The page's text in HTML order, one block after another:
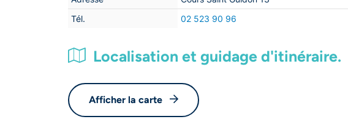
Tél.
02 523 90 96
Localisation et guidage d'itinéraire.
Afficher la carte